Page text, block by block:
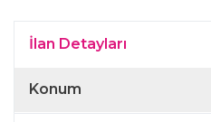
İlan Detayları
Konum